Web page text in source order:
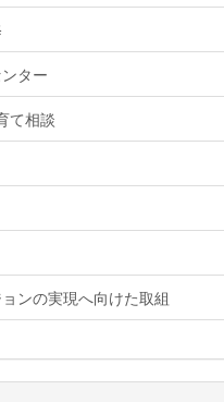
ター
て相談
ンの実現へ向けた取組